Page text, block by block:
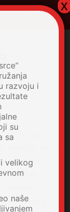
osobama sa
novac za
fakultet ali ne
potreban
ili
boljeg
razvoju i
su
sa
velikog
naše
x